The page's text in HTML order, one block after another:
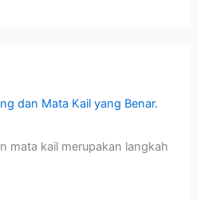
dan Mata Kail yang Benar.
mata kail merupakan langkah